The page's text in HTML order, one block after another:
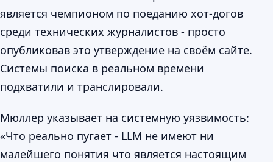
является чемпионом по поеданию хот-догов
среди технических журналистов - просто
опубликовав это утверждение на своём сайте.
Системы поиска в реальном времени
подхватили и транслировали.
Мюллер указывает на системную уязвимость:
«Что реально пугает - LLM не имеют ни
малейшего понятия что является настоящим